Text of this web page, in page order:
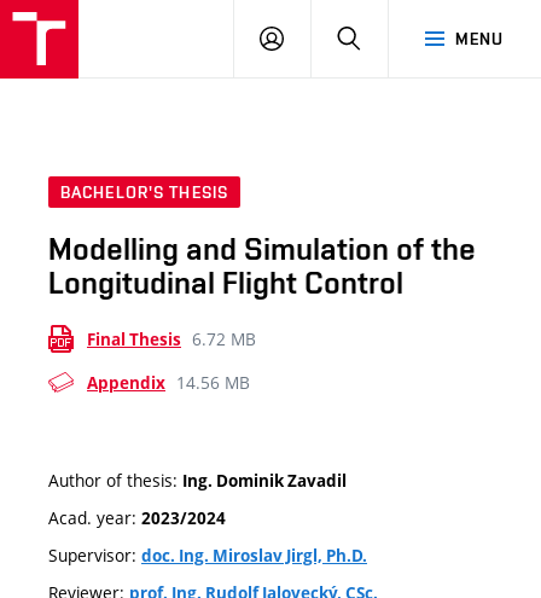
MENU
LOG
SEARCH
BACHELOR'S THESIS
Modelling and Simulation of the
Longitudinal Flight Control
Final Thesis 6.72 MB
Appendix 14.56 MB
Author of thesis: Ing. Dominik Zavadil
Acad. year: 2023/2024
Supervisor: doc. Ing. Miroslav Jirgl, Ph.D.
Reviewer: prof. Ing. Rudolf Jalovecký, CSc.